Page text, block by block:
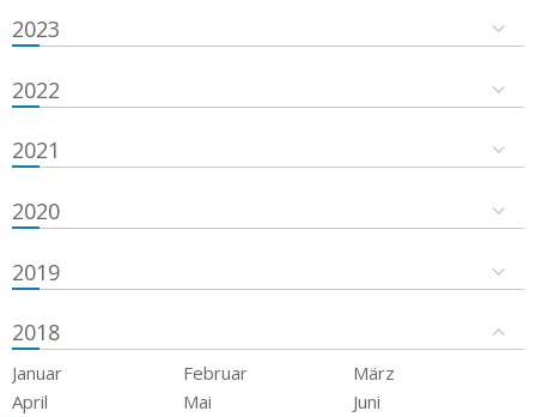
2023
2022
2021
2020
2019
2018
Januar Februar
März
April
Mai
Juni